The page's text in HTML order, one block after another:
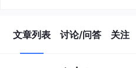
文章列表 讨论/问答 关注